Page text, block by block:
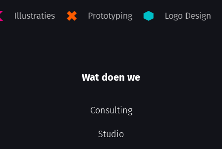
Wat doen we
Consulting
Studio